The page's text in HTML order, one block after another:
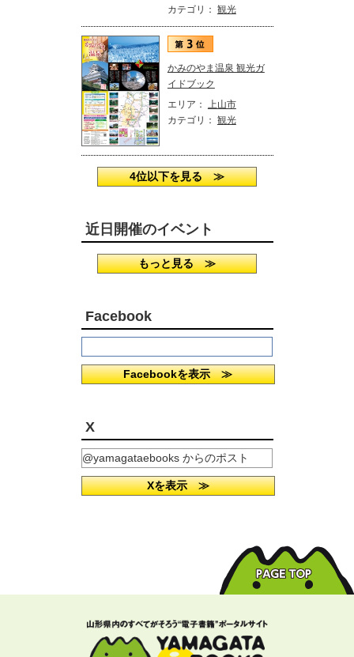
カテゴリ： 観光
かみのやま温泉 観光ガ
イドブック
エリア： 上山市
カテゴリ： 観光
4位以下を見る ≫
近日開催のイベント
もっと見る ≫
Facebook
Facebookを表示 ≫
X
@yamagataebooks からのポスト
Xを表示 ≫